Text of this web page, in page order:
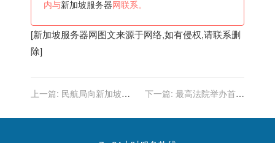
内与新加坡服务器 网联系。
[新加坡服务器网图文来源于网络,如有侵权,请联系删
除]
上一篇: 民航局向新加坡酷
指令
下一篇: 最高法院举办首届
案例大讲坛 陶凯元、刘贵祥